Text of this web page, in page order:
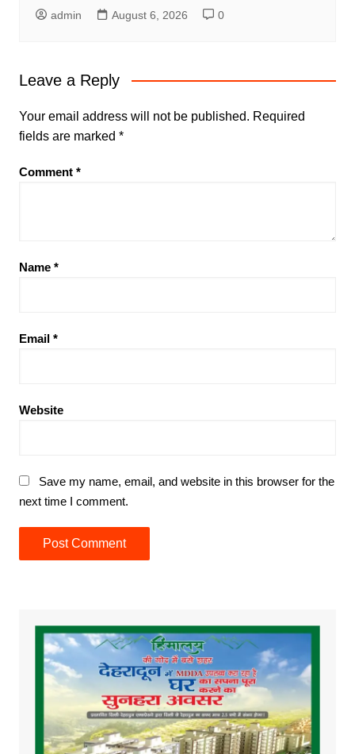
admin August 6, 2026 0
Leave a Reply
Your email address will not be published. Required
fields are marked *
Comment *
Name *
Email *
Website
Save my name, email, and website in this browser for the
next time I comment.